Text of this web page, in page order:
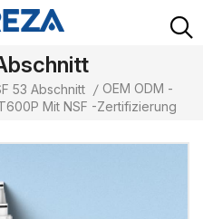
53 Abschnitt / OEM ODM -
Mit NSF -Zertifizierung